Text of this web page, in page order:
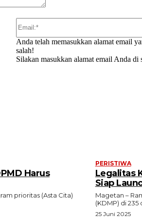
Anda telah memasukkan alamat email
salah!
Silakan masukkan alamat email Anda di
Harus
prioritas (Asta Cita)
PERISTIWA
Legalitas
Siap
Magetan –
(KDMP) di 235
25 Juni 2025